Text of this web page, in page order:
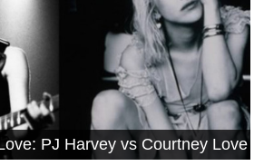
PJ Harvey vs Courtney Love